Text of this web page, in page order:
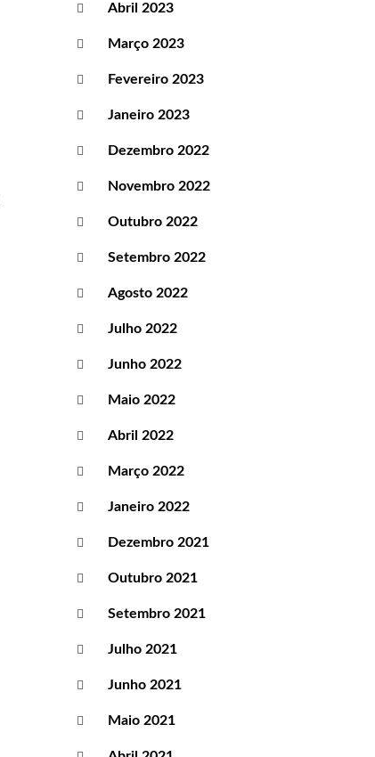
Abril 2023
Março 2023
Fevereiro 2023
Janeiro 2023
Dezembro 2022
Novembro 2022
Outubro 2022
Setembro 2022
Agosto 2022
Julho 2022
Junho 2022
Maio 2022
Abril 2022
Março 2022
Janeiro 2022
Dezembro 2021
Outubro 2021
Setembro 2021
Julho 2021
Junho 2021
Maio 2021